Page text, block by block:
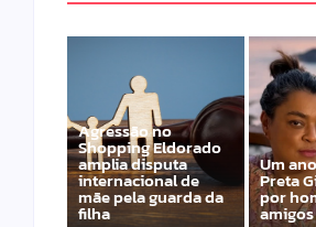
Agressão no
Shopping Eldorado
amplia disputa
internacional de
mãe pela guarda da
filha
Um
Preta
por